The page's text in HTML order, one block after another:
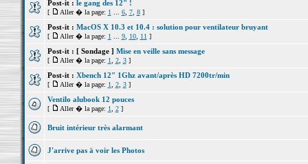
Post-it : le gang des 12" !
[ Aller � la page: 1 6, 7, 8]
Post-it : MacOS X 10.3 et 10.4 : solution pour ventilateur bruyant
[ Aller � la page: 1 9, 10, 11 ]
Post-it : [ Sondage ] Mise en veille sans message
[ Aller � la page: 1 2, 3]
Post-it : Xbench 12" 1Ghz avant/après HD 7200tr/min
[ Aller � la page: 1 2, 3]
Ventilo alubook 12 pouces
[ Aller � la page: 1 2]
Bruit intérieur très alarmant
J'arrive pas ä voir les Photos